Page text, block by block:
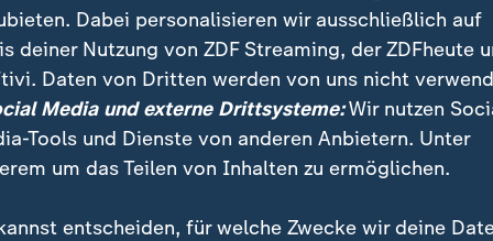
Dabei personalisieren wir ausschließlich auf
deiner Nutzung von ZDF Streaming, der ZDFheute
Daten von Dritten werden von uns nicht
Media und externe Drittsysteme:Wir nutzen
Tools und Dienste von anderen Anbietern. Unter
um das Teilen von Inhalten zu ermöglichen.
entscheiden, für welche Zwecke wir deine